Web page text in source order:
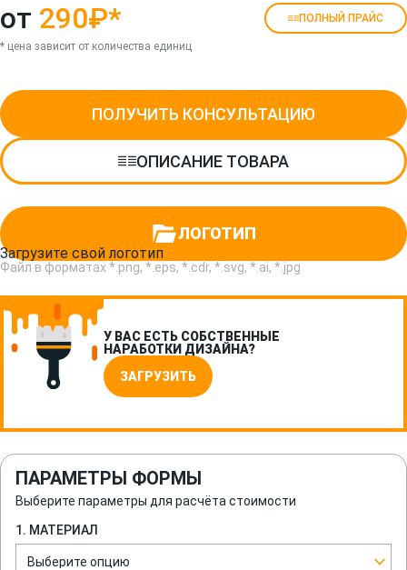
от 290₽* ПОЛНЫЙ ПРАЙС
* цена зависит от количества единиц
ПОЛУЧИТЬ КОНСУЛЬТАЦИЮ
ОПИСАНИЕ ТОВАРА
ЛОГОТИП
Загрузите свой логотип
Файл в форматах *.png, *.eps, *.cdr, *.svg, *.ai, *.jpg
У ВАС ЕСТЬ СОБСТВЕННЫЕ
НАРАБОТКИ ДИЗАЙНА?
ЗАГРУЗИТЬ
ПАРАМЕТРЫ ФОРМЫ
Выберите параметры для расчёта стоимости
1. МАТЕРИАЛ
Выберите опцию